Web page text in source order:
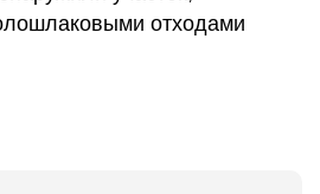
отходами